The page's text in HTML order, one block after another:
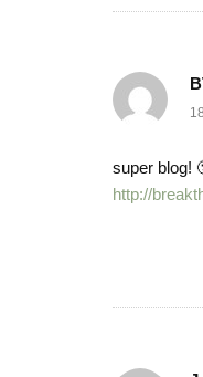
super blog!
http://